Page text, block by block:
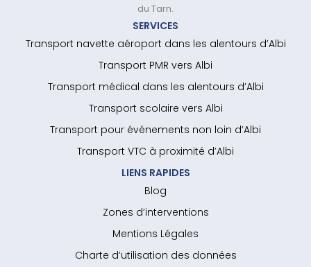
du Tarn.
SERVICES
Transport navette aéroport dans les alentours d’Albi
Transport PMR vers Albi
Transport médical dans les alentours d’Albi
Transport scolaire vers Albi
Transport pour événements non loin d’Albi
Transport VTC à proximité d’Albi
LIENS RAPIDES
Blog
Zones d’interventions
Mentions Légales
Charte d’utilisation des données